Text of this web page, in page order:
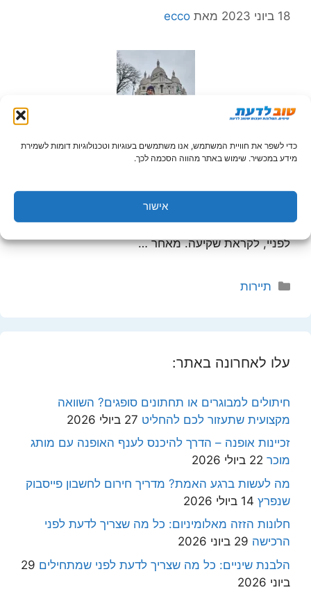
כדי לשפר את חוויית המשתמש, אנו משתמשים בעוגיות וטכנולוגיות דומות לשמירת
מידע במכשיר. שימוש באתר מהווה הסכמה לכך.
אישור
18 ביוני 2023 מאת ecco
תכירו את בלוג הטיולים שלי. אתר בלוג הטיולים
Designlife.me הוקם בזמן שישבתי על מרפסת
מהממת בהרי הדולומיטים, כשעמק ואל די פאסה פרוש
לפניי, לקראת שקיעה. מאחר …
קטגוריות
תיירות
עלו לאחרונה באתר:
חיתולים למבוגרים או תחתונים סופגים? השוואה
מקצועית שתעזור לכם להחליט 27 ביולי 2026
זכיינות אופנה – הדרך להיכנס לענף האופנה עם מותג
מוכר 22 ביולי 2026
מה לעשות ברגע האמת? מדריך חירום לחשבון פייסבוק
שנפרץ 14 ביולי 2026
חלונות הזזה מאלומיניום: כל מה שצריך לדעת לפני
הרכישה 29 ביוני 2026
הלבנת שיניים: כל מה שצריך לדעת לפני שמתחילים 29
ביוני 2026